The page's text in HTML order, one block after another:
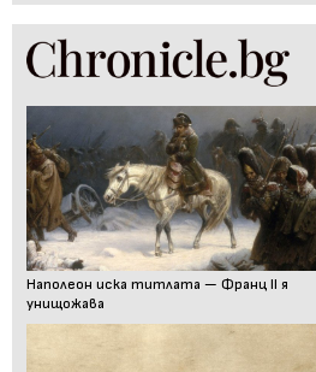
Наполеон иска титлата — Франц II я
унищожава